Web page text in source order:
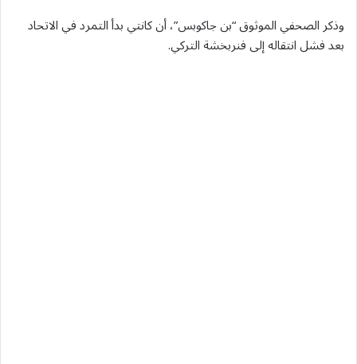
وذكر الصحفي الموثوق “بن جاكوبس”، أن كانتي بدأ التمرد في الاتحاد
بعد فشل انتقاله إلى فنربخشة التركي.